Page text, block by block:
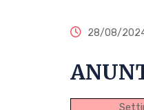
28/08/